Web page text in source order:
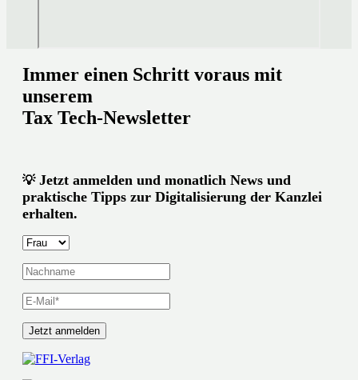
Immer einen Schritt voraus mit
unserem
Tax Tech-Newsletter
💡Jetzt anmelden und monatlich News und
praktische Tipps zur Digitalisierung der Kanzlei
erhalten.